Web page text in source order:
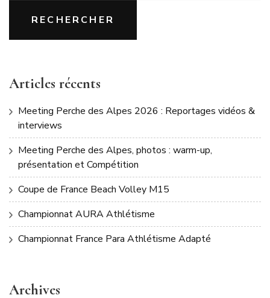
RECHERCHER
Articles récents
Meeting Perche des Alpes 2026 : Reportages vidéos &
interviews
Meeting Perche des Alpes, photos : warm-up,
présentation et Compétition
Coupe de France Beach Volley M15
Championnat AURA Athlétisme
Championnat France Para Athlétisme Adapté
Archives